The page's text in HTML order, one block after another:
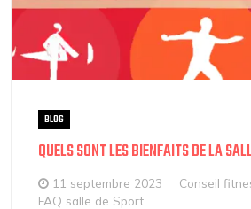
BLOG
QUELS SONT LES BIENFAITS DE LA
11 septembre 2023
Conseil
FAQ salle de Sport